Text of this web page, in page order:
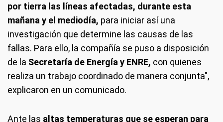
por tierra las líneas afectadas, durante esta
mañana y el mediodía, para iniciar así una
investigación que determine las causas de las
fallas. Para ello, la compañía se puso a disposición
de la Secretaría de Energía y ENRE, con quienes
realiza un trabajo coordinado de manera conjunta",
explicaron en un comunicado.
Ante las altas temperaturas que se esperan para